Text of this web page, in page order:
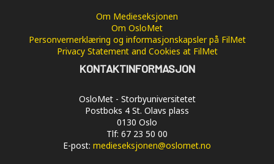
Om Medieseksjonen
Om OsloMet
Personvernerklæring og informasjonskapsler på FilMet
Privacy Statement and Cookies at FilMet
KONTAKTINFORMASJON
OsloMet - Storbyuniversitetet
Postboks 4 St. Olavs plass
0130 Oslo
Tlf: 67 23 50 00
E-post: medieseksjonen@oslomet.no